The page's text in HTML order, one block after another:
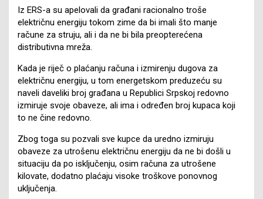
Iz ERS-a su apelovali da građani racionalno troše
električnu energiju tokom zime da bi imali što manje
račune za struju, ali i da ne bi bila preopterećena
distributivna mreža.
Kada je riječ o plaćanju računa i izmirenju dugova za
električnu energiju, u tom energetskom preduzeću su
naveli daveliki broj građana u Republici Srpskoj redovno
izmiruje svoje obaveze, ali ima i određen broj kupaca koji
to ne čine redovno.
Zbog toga su pozvali sve kupce da uredno izmiruju
obaveze za utrošenu električnu energiju da ne bi došli u
situaciju da po isključenju, osim računa za utrošene
kilovate, dodatno plaćaju visoke troškove ponovnog
uključenja.